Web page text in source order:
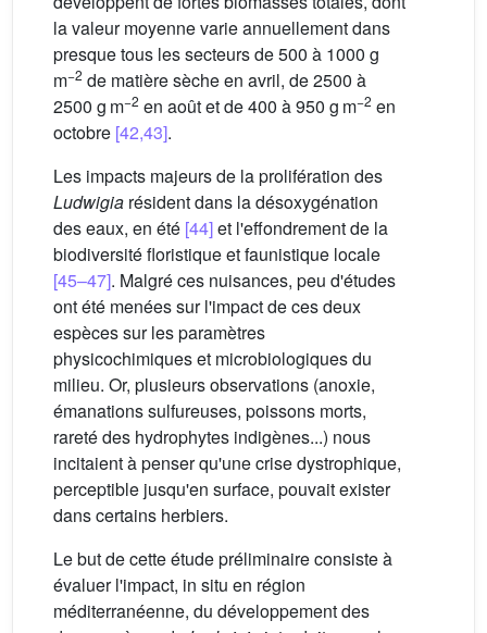
la valeur moyenne varie annuellement dans
presque tous les secteurs de 500 à 1000 g
m−2 de matière sèche en avril, de 2500 à
2500 g m−2 en août et de 400 à 950 g m−2 en
octobre [42,43].
Les impacts majeurs de la prolifération des
Ludwigia résident dans la désoxygénation
des eaux, en été [44]et l'effondrement de la
biodiversité floristique et faunistique locale
[45–47]. Malgré ces nuisances, peu d'études
ont été menées sur l'impact de ces deux
espèces sur les paramètres
physicochimiques et microbiologiques du
milieu. Or, plusieurs observations (anoxie,
émanations sulfureuses, poissons morts,
rareté des hydrophytes indigènes...) nous
incitaient à penser qu'une crise dystrophique,
perceptible jusqu'en surface, pouvait exister
dans certains herbiers.
Le but de cette étude préliminaire consiste à
évaluer l'impact, in situ en région
méditerranéenne, du développement des